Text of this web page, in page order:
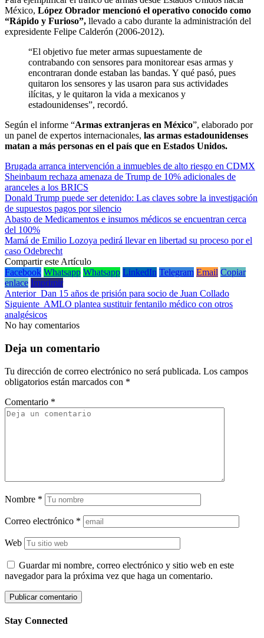
México, López Obrador mencionó el operativo conocido como
“Rápido y Furioso”, llevado a cabo durante la administración del
expresidente Felipe Calderón (2006-2012).
“El objetivo fue meter armas supuestamente de
contrabando con sensores para monitorear esas armas y
encontraran donde estaban las bandas. Y qué pasó, pues
quitaron los sensores y las usaron para sus actividades
ilícitas, y le quitaron la vida a mexicanos y
estadounidenses”, recordó.
Según el informe “Armas extranjeras en México”, elaborado por
un panel de expertos internacionales, las armas estadounidenses
matan a más personas en el país que en Estados Unidos.
Brugada arranca intervención a inmuebles de alto riesgo en CDMX
Sheinbaum rechaza amenaza de Trump de 10% adicionales de
aranceles a los BRICS
Donald Trump puede ser detenido: Las claves sobre la investigación
de supuestos pagos por silencio
Abasto de Medicamentos e insumos médicos se encuentran cerca
del 100%
Mamá de Emilio Lozoya pedirá llevar en libertad su proceso por el
caso Odebrecht
Compartir este Artículo
Facebook Whatsapp Whatsapp LinkedIn Telegram Email Copiar
enlace Imprimir
Anterior Dan 15 años de prisión para socio de Juan Collado
Siguiente AMLO plantea sustituir fentanilo médico con otros
analgésicos
No hay comentarios
Deja un comentario
Tu dirección de correo electrónico no será publicada. Los campos
obligatorios están marcados con *
Comentario *
Nombre *
Correo electrónico *
Web
Guardar mi nombre, correo electrónico y sitio web en este
navegador para la próxima vez que haga un comentario.
Stay Connected